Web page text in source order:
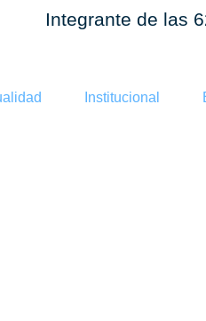
Integrante de las
Institucional